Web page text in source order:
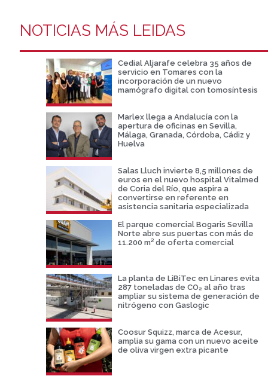
NOTICIAS MÁS LEIDAS
Cedial Aljarafe celebra 35 años de
servicio en Tomares con la
incorporación de un nuevo
mamógrafo digital con tomosíntesis
Marlex llega a Andalucía con la
apertura de oficinas en Sevilla,
Málaga, Granada, Córdoba, Cádiz y
Huelva
Salas Lluch invierte 8,5 millones de
euros en el nuevo hospital Vitalmed
de Coria del Río, que aspira a
convertirse en referente en
asistencia sanitaria especializada
El parque comercial Bogaris Sevilla
Norte abre sus puertas con más de
11.200 m² de oferta comercial
La planta de LiBiTec en Linares evita
287 toneladas de CO₂ al año tras
ampliar su sistema de generación de
nitrógeno con Gaslogic
Coosur Squizz, marca de Acesur,
amplia su gama con un nuevo aceite
de oliva virgen extra picante